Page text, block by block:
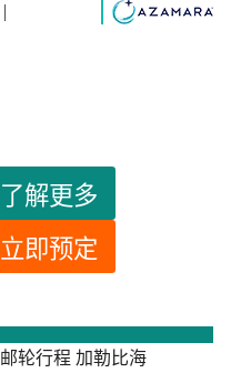
了解更多
立即预定